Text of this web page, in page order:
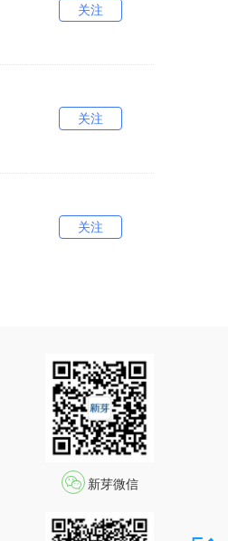
关注
关注
关注
新芽微信